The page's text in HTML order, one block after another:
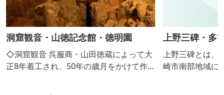
洞窟観音・山徳記念館・徳明園
◇洞窟観音 呉服商・山田徳蔵によって大
正8年着工され、50年の歳月をかけて作
上野三碑・多
上野三碑とは、
崎市南部地域に